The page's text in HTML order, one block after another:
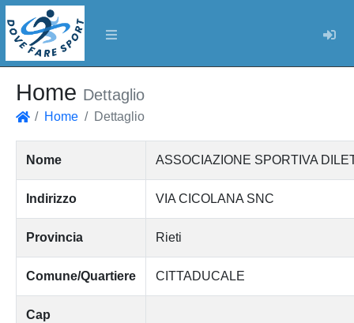
Home Dettaglio
Home Dettaglio
Nome ASSOCIAZIONE SPORTIVA
Indirizzo VIA CICOLANA SNC
Provincia Rieti
Comune/Quartiere CITTADUCALE
Cap